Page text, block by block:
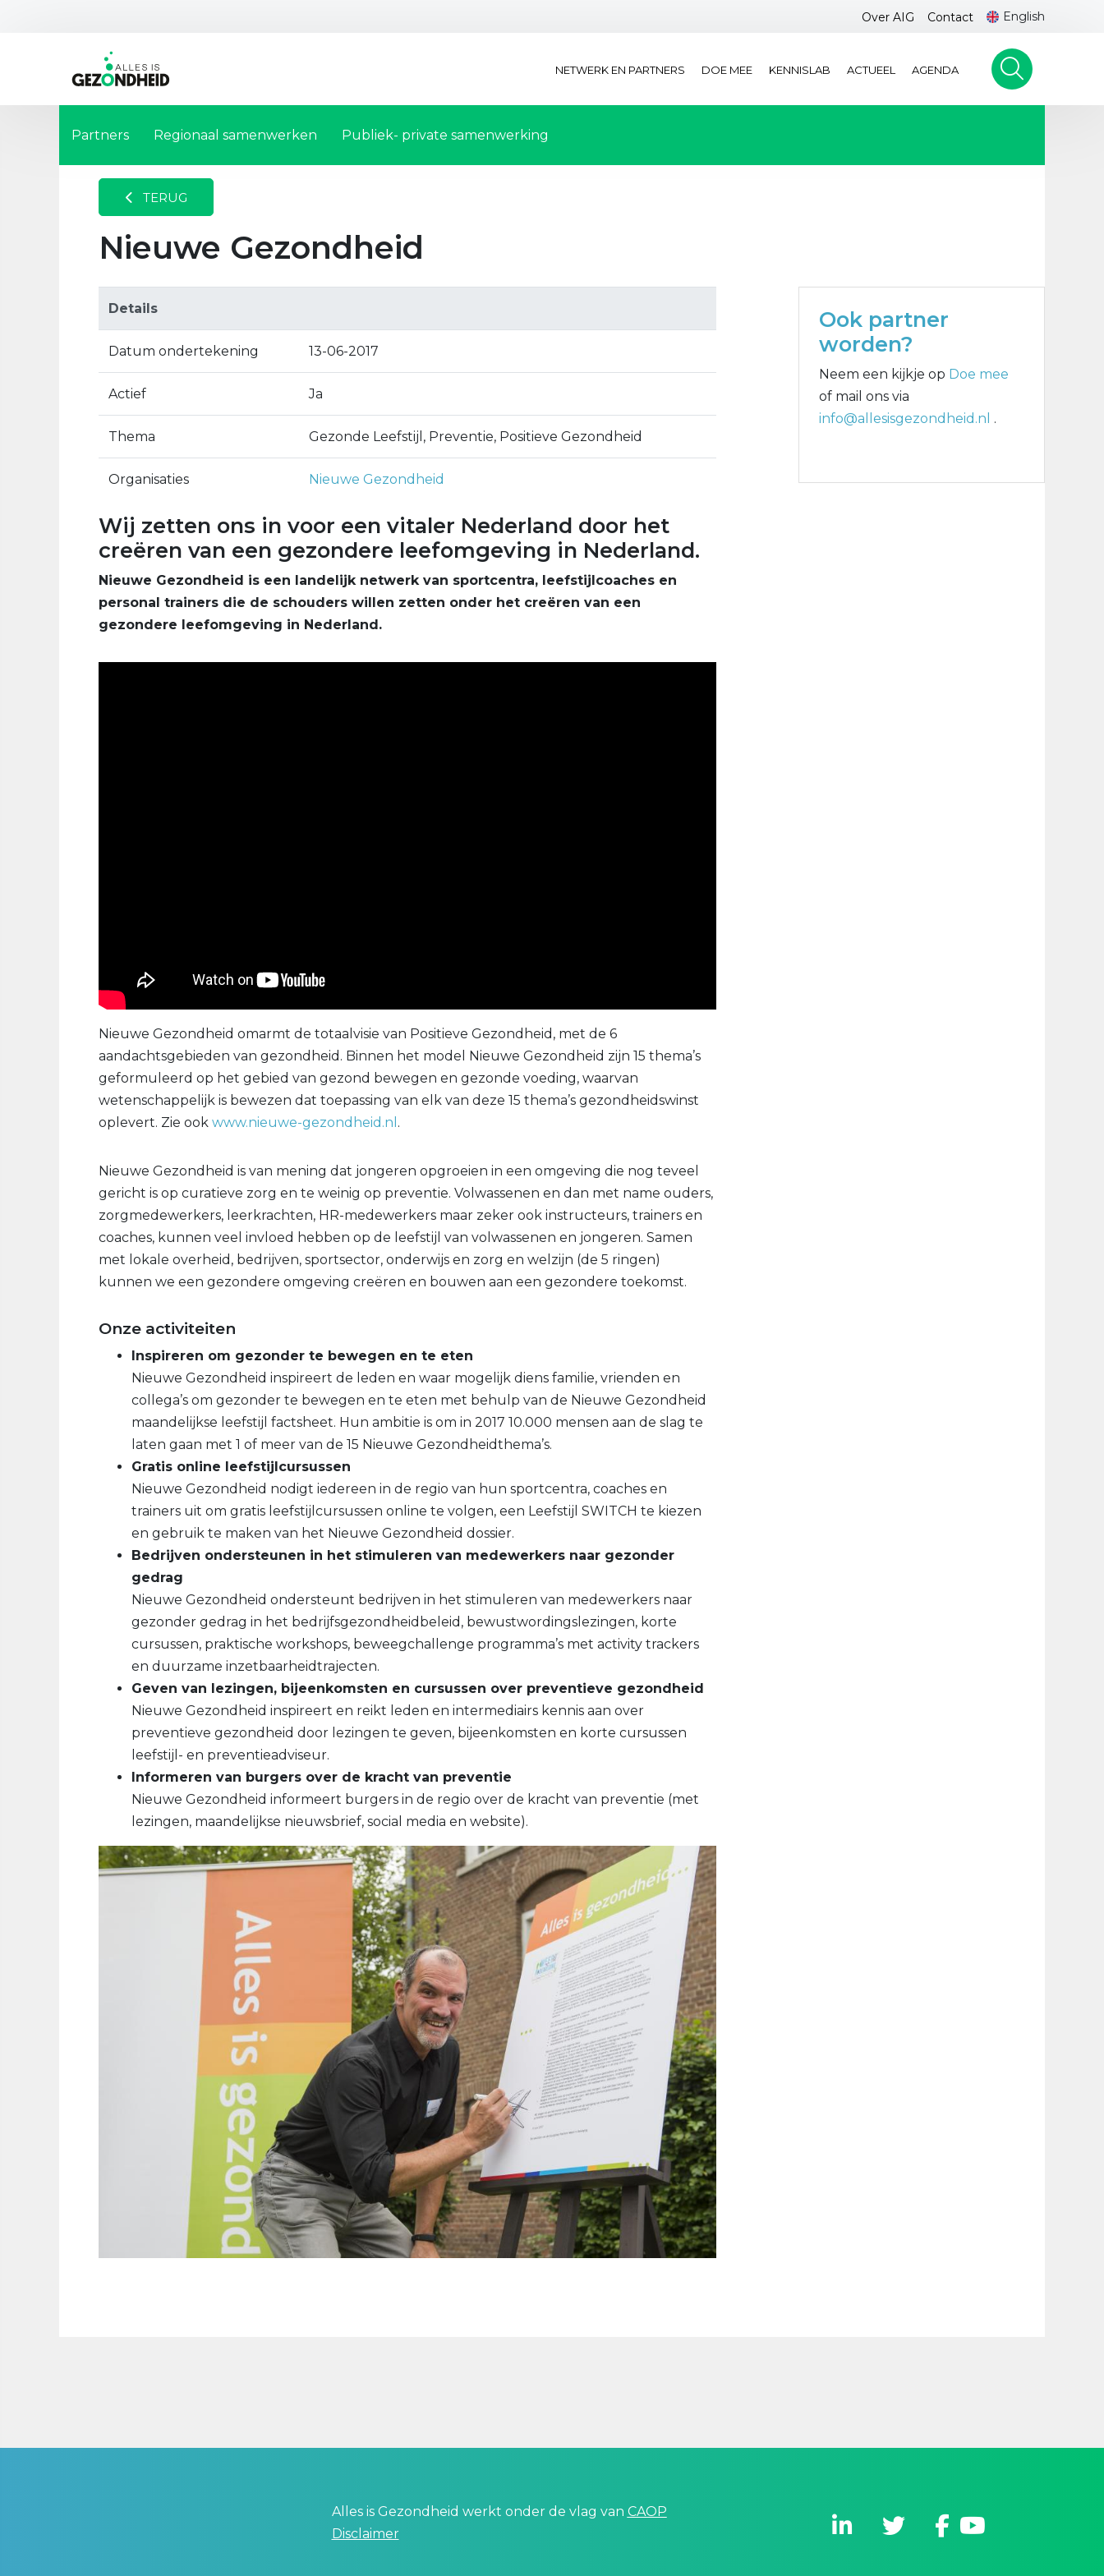
Over AIG Contact English
NETWERK EN PARTNERS DOE MEE KENNISLAB ACTUEEL AGENDA
Partners Regionaal samenwerken Publiek- private samenwerking
TERUG
Nieuwe Gezondheid
Details
Datum ondertekening 13-06-2017
Actief Ja
Thema Gezonde Leefstijl, Preventie, Positieve Gezondheid
Organisaties Nieuwe Gezondheid
Wij zetten ons in voor een vitaler Nederland door het
creëren van een gezondere leefomgeving in Nederland.
Nieuwe Gezondheid is een landelijk netwerk van sportcentra, leefstijlcoaches en
personal trainers die de schouders willen zetten onder het creëren van een
gezondere leefomgeving in Nederland.
Nieuwe Gezondheid omarmt de totaalvisie van Positieve Gezondheid, met de 6
aandachtsgebieden van gezondheid. Binnen het model Nieuwe Gezondheid zijn 15 thema’s
geformuleerd op het gebied van gezond bewegen en gezonde voeding, waarvan
wetenschappelijk is bewezen dat toepassing van elk van deze 15 thema’s gezondheidswinst
oplevert. Zie ook www.nieuwe-gezondheid.nl .
Nieuwe Gezondheid is van mening dat jongeren opgroeien in een omgeving die nog teveel
gericht is op curatieve zorg en te weinig op preventie. Volwassenen en dan met name ouders,
zorgmedewerkers, leerkrachten, HR-medewerkers maar zeker ook instructeurs, trainers en
coaches, kunnen veel invloed hebben op de leefstijl van volwassenen en jongeren. Samen
met lokale overheid, bedrijven, sportsector, onderwijs en zorg en welzijn (de 5 ringen)
kunnen we een gezondere omgeving creëren en bouwen aan een gezondere toekomst.
Onze activiteiten
Inspireren om gezonder te bewegen en te eten
Nieuwe Gezondheid inspireert de leden en waar mogelijk diens familie, vrienden en
collega’s om gezonder te bewegen en te eten met behulp van de Nieuwe Gezondheid
maandelijkse leefstijl factsheet. Hun ambitie is om in 2017 10.000 mensen aan de slag te
laten gaan met 1 of meer van de 15 Nieuwe Gezondheidthema’s.
Gratis online leefstijlcursussen
Nieuwe Gezondheid nodigt iedereen in de regio van hun sportcentra, coaches en
trainers uit om gratis leefstijlcursussen online te volgen, een Leefstijl SWITCH te kiezen
en gebruik te maken van het Nieuwe Gezondheid dossier.
Bedrijven ondersteunen in het stimuleren van medewerkers naar gezonder
gedrag
Nieuwe Gezondheid ondersteunt bedrijven in het stimuleren van medewerkers naar
gezonder gedrag in het bedrijfsgezondheidbeleid, bewustwordingslezingen, korte
cursussen, praktische workshops, beweegchallenge programma’s met activity trackers
en duurzame inzetbaarheidtrajecten.
Geven van lezingen, bijeenkomsten en cursussen over preventieve gezondheid
Nieuwe Gezondheid inspireert en reikt leden en intermediairs kennis aan over
preventieve gezondheid door lezingen te geven, bijeenkomsten en korte cursussen
leefstijl- en preventieadviseur.
Informeren van burgers over de kracht van preventie
Nieuwe Gezondheid informeert burgers in de regio over de kracht van preventie (met
lezingen, maandelijkse nieuwsbrief, social media en website).
Ook partner
worden?
Neem een kijkje op Doe mee
of mail ons via
info@allesisgezondheid.nl .
Alles is Gezondheid werkt onder de vlag van CAOP
Disclaimer